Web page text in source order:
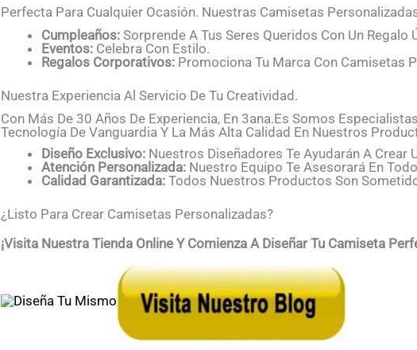
Perfecta Para Cualquier Ocasión. Nuestras Camisetas
Cumpleaños: Sorprende A Tus Seres Queridos Con Un Regalo
Eventos:Celebra Con Estilo.
Regalos Corporativos:Promociona Tu Marca Con Camisetas
Nuestra Experiencia Al Servicio De Tu Creatividad.
Con Más De 30 Años De Experiencia, En 3ana.es Somos
Tecnología De Vanguardia Y La Más Alta Calidad En Nuestros
Diseño Exclusivo:Nuestros Diseñadores Te Ayudarán A Crear
Atención Personalizada:Nuestro Equipo Te Asesorará En
Calidad Garantizada:Todos Nuestros Productos Son
¿Listo Para Crear Camisetas Personalizadas?
¡Visita Nuestra Tienda Online Y Comienza A Diseñar Tu Camiseta